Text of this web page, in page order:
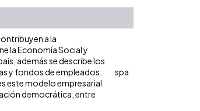
a la
la Economía Social y
además se describe los
y fondos de empleados.
este modelo empresarial
democrática, entre
spa